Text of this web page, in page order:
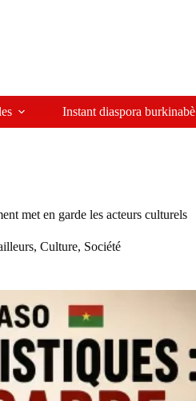
Instant diaspora burkinabè
met en garde les acteurs culturels
, Culture, Société